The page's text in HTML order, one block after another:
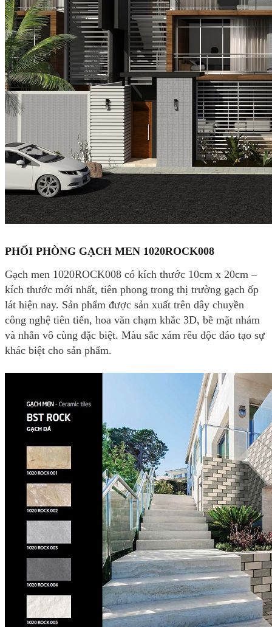
PHỐI PHÒNG GẠCH MEN 1020ROCK008
Gạch men 1020ROCK008 có kích thước 10cm x 20cm –
kích thước mới nhất, tiên phong trong thị trường gạch ốp
lát hiện nay. Sản phẩm được sản xuất trên dây chuyền
công nghệ tiên tiến, hoa văn chạm khắc 3D, bề mặt nhám
và nhẵn vô cùng đặc biệt. Màu sắc xám rêu độc đáo tạo sự
khác biệt cho sản phẩm.